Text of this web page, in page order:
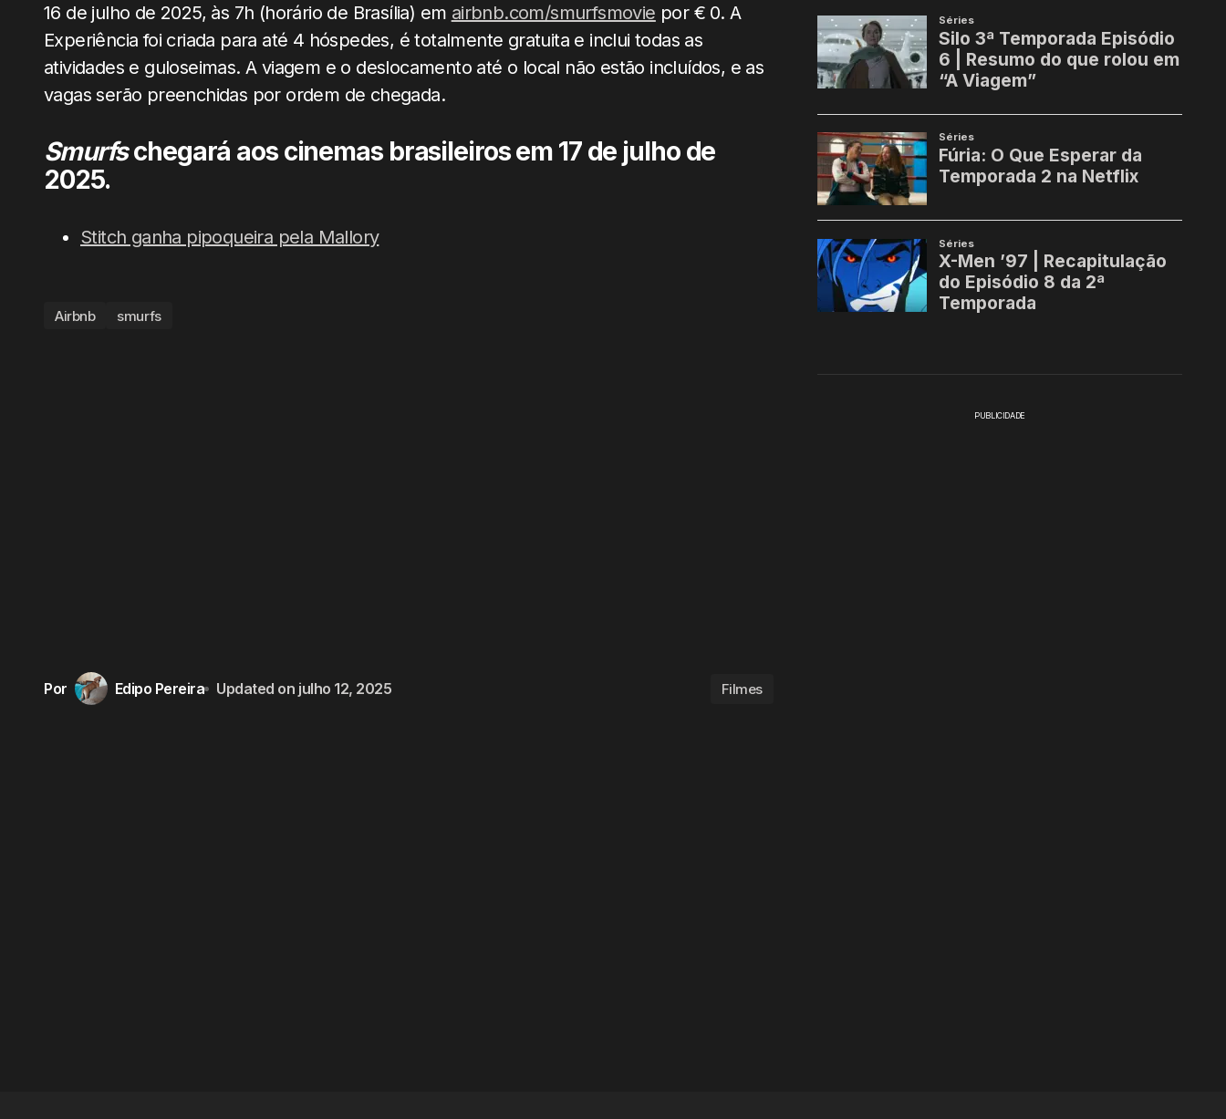
16 de julho de 2025, às 7h (horário de Brasília) em airbnb.com/smurfsmovie por € 0. A
Experiência foi criada para até 4 hóspedes, é totalmente gratuita e inclui todas as
atividades e guloseimas. A viagem e o deslocamento até o local não estão incluídos, e as
vagas serão preenchidas por ordem de chegada.
Smurfschegará aos cinemas brasileiros em 17 de julho de
2025.
Stitch ganha pipoqueira pela Mallory
Airbnb smurfs
Por Edipo Pereira Updated on julho 12, 2025 Filmes
PUBLICIDADE